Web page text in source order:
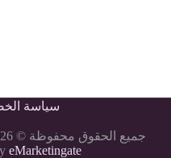
سياسة
جميع الحقوق محفوظة © 2026 معهد العلياء للتدريب
eMarketingate